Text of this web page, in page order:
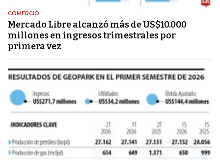
COMERCIO
Mercado Libre alcanzó más de US$10.000
millones en ingresos trimestrales por
primera vez